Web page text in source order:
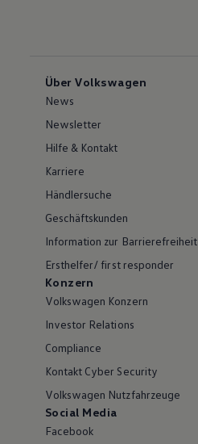
Über Volkswagen
News
Newsletter
Hilfe & Kontakt
Karriere
Händlersuche
Geschäftskunden
Information zur Barrierefreiheit
Ersthelfer/ first responder
Konzern
Volkswagen Konzern
Investor Relations
Compliance
Kontakt Cyber Security
Volkswagen Nutzfahrzeuge
Social Media
Facebook